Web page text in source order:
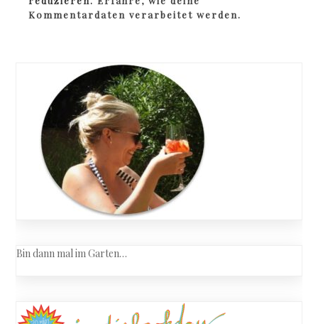
Kommentardaten verarbeitet werden.
Bin dann mal im Garten…